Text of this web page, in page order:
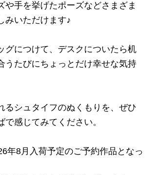
や手を挙げたポーズなどさまざま
みいただけます♪
グにつけて、デスクについたら机
うたびにちょっとだけ幸せな気持
るシュタイフのぬくもりを、ぜひ
で感じてみてください。
年8月入荷予定のご予約作品となっ